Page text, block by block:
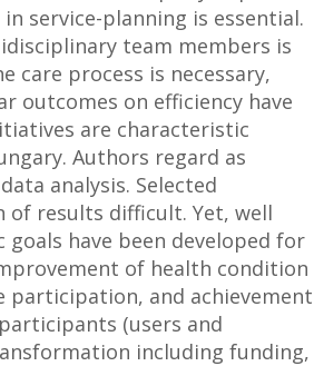
service-planning is essential.
team members is
care process is necessary,
outcomes on efficiency have
are characteristic
Authors regard as
analysis. Selected
of results difficult. Yet, well
have been developed for
of health condition
and achievement
(users and
including funding,